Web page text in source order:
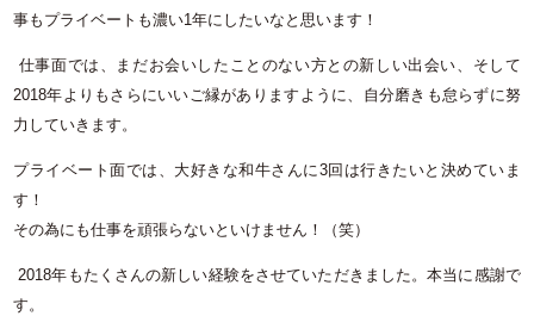
事もプライベートも濃い1年にしたいなと思います！
仕事面では、まだお会いしたことのない方との新しい出会い、そして
2018年よりもさらにいいご縁がありますように、自分磨きも怠らずに努
力していきます。
プライベート面では、大好きな和牛さんに 3回は行きたいと決めていま
す！
その為にも仕事を頑張らないといけません！（笑）
2018年もたくさんの新しい経験をさせていただきました。本当に感謝で
す。